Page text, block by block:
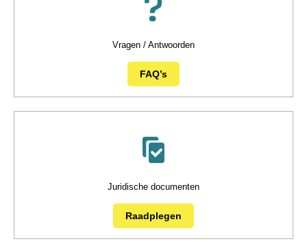
Vragen / Antwoorden
FAQ’s
Juridische documenten
Raadplegen